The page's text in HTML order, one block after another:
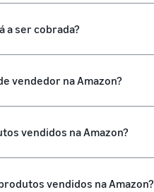
a ser cobrada?
vendedor na Amazon?
vendidos na Amazon?
vendidos na Amazon?